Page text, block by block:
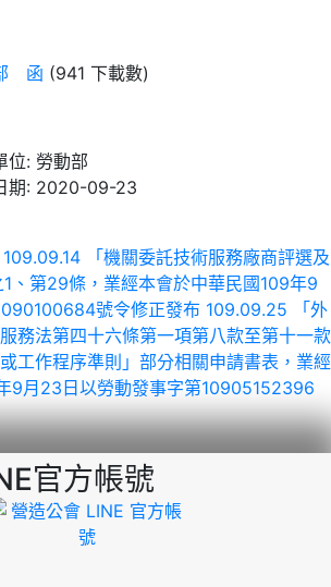
函 (941 下載數)
: 勞動部
: 2020-09-23
「機關委託技術服務廠商評選及
、第29條，業經本會於中華民國109年9
號令修正發布 109.09.25 「外
務法第四十六條第一項第八款至第十一款
工作程序準則」部分相關申請書表，業經
9月23日以勞動發事字第10905152396
官方帳號